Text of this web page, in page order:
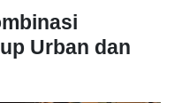
Urban dan